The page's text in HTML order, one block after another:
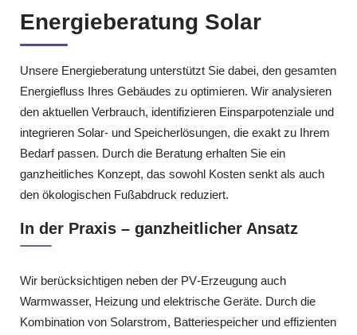
Energieberatung Solar
Unsere Energieberatung unterstützt Sie dabei, den gesamten
Energiefluss Ihres Gebäudes zu optimieren. Wir analysieren
den aktuellen Verbrauch, identifizieren Einsparpotenziale und
integrieren Solar‑ und Speicherlösungen, die exakt zu Ihrem
Bedarf passen. Durch die Beratung erhalten Sie ein
ganzheitliches Konzept, das sowohl Kosten senkt als auch
den ökologischen Fußabdruck reduziert.
In der Praxis – ganzheitlicher Ansatz
Wir berücksichtigen neben der PV‑Erzeugung auch
Warmwasser, Heizung und elektrische Geräte. Durch die
Kombination von Solarstrom, Batteriespeicher und effizienten